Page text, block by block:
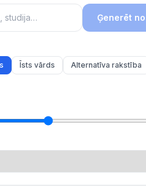
Ģenerēt
Īsts vārds Alternatīva rakstība